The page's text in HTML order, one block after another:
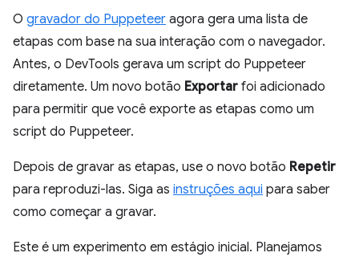
O gravador do Puppeteer agora gera uma lista de
etapas com base na sua interação com o navegador.
Antes, o DevTools gerava um script do Puppeteer
diretamente. Um novo botão Exportar foi adicionado
para permitir que você exporte as etapas como um
script do Puppeteer.
Depois de gravar as etapas, use o novo botão Repetir
para reproduzi-las. Siga as instruções aqui para saber
como começar a gravar.
Este é um experimento em estágio inicial. Planejamos